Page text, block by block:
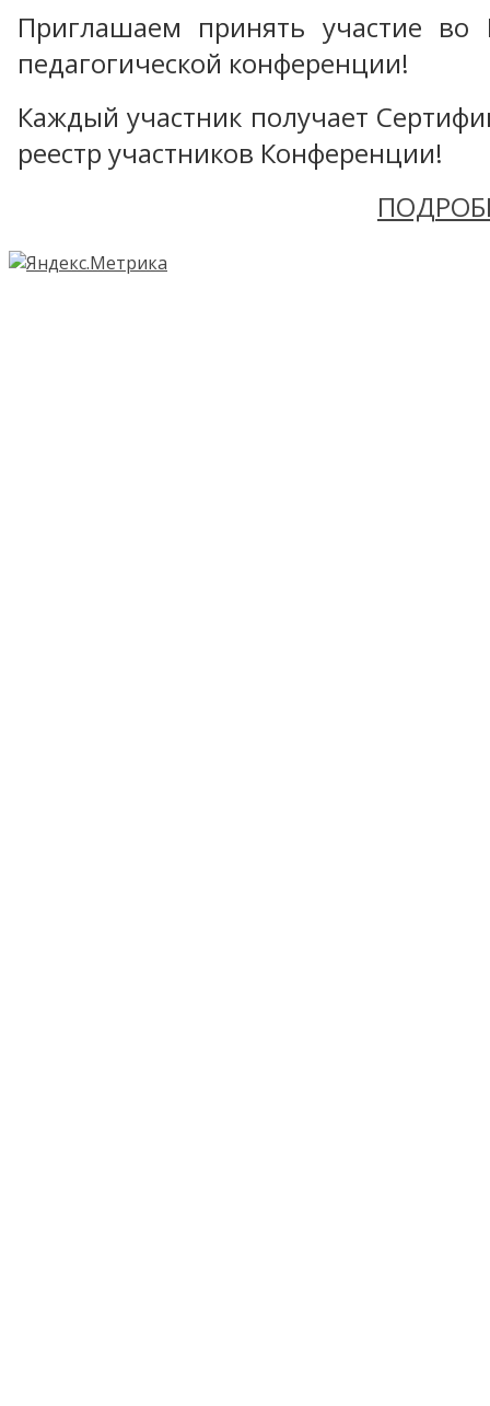
Приглашаем принять участие во
педагогической конференции!
Каждый участник получает
реестр участников Конференции!